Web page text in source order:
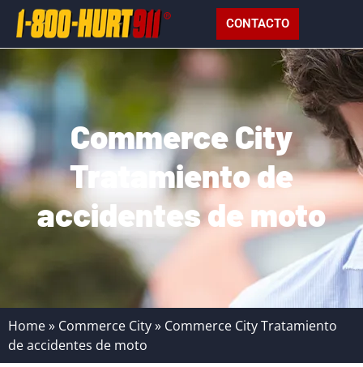
CONTACTO
Commerce City
Tratamiento de
accidentes de moto
Home» Commerce City» Commerce City Tratamiento
de accidentes de moto